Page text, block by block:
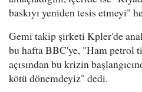
baskıyı yeniden tesis etmeyi"
Gemi takip şirketi Kpler'de
bu hafta BBC'ye, "Ham petrol
açısından bu krizin
kötü dönemdeyiz" dedi.